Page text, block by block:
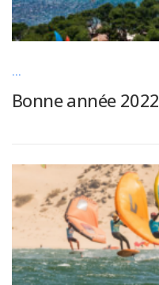
...
Bonne année 2022